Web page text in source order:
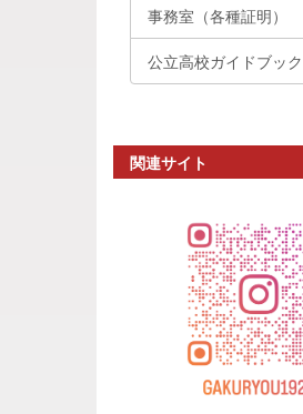
事務室（各種証明）
公立高校ガイドブック
関連サイト